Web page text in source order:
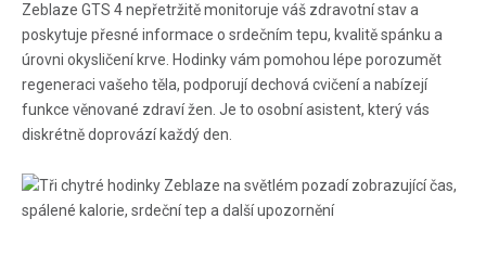
Zeblaze GTS 4 nepřetržitě monitoruje váš zdravotní stav a
poskytuje přesné informace o srdečním tepu, kvalitě spánku a
úrovni okysličení krve. Hodinky vám pomohou lépe porozumět
regeneraci vašeho těla, podporují dechová cvičení a nabízejí
funkce věnované zdraví žen. Je to osobní asistent, který vás
diskrétně doprovází každý den.